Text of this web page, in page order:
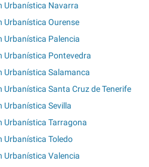
Urbanística Navarra
Urbanística Ourense
Urbanística Palencia
Urbanística Pontevedra
Urbanística Salamanca
Santa Cruz de Tenerife
Urbanística Sevilla
Urbanística Tarragona
Urbanística Toledo
Urbanística Valencia